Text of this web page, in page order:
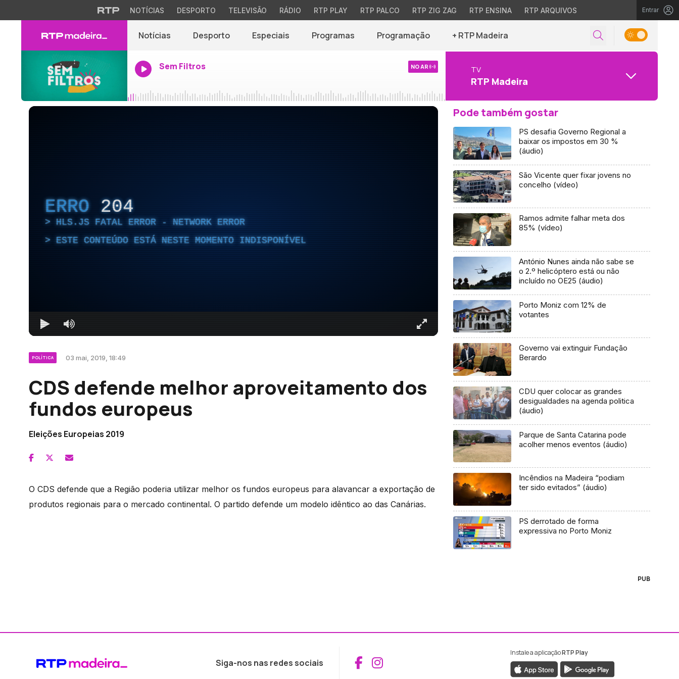
NOTÍCIAS DESPORTO TELEVISÃO RÁDIO RTP PLAY RTP PALCO RTP ZIG ZAG RTP ENSINA RTP ARQUIVOS Entrar
Notícias Desporto Especiais Programas Programação + RTP Madeira
Sem Filtros NO AR TV
RTP Madeira
ERRO 204
HLS.JS FATAL ERROR - NETWORK ERROR
ESTE CONTEÚDO ESTÁ NESTE MOMENTO INDISPONÍVEL
POLÍTICA 03 mai, 2019, 18:49
CDS defende melhor aproveitamento dos
fundos europeus
Eleições Europeias 2019
O CDS defende que a Região poderia utilizar melhor os fundos europeus para alavancar a exportação de
produtos regionais para o mercado continental. O partido defende um modelo idêntico ao das Canárias.
Pode também gostar
PS desafia Governo Regional a
baixar os impostos em 30 %
(áudio)
São Vicente quer fixar jovens no
concelho (vídeo)
Ramos admite falhar meta dos
85% (vídeo)
António Nunes ainda não sabe se
o 2.º helicóptero está ou não
incluído no OE25 (áudio)
Porto Moniz com 12% de
votantes
Governo vai extinguir Fundação
Berardo
CDU quer colocar as grandes
desigualdades na agenda politica
(áudio)
Parque de Santa Catarina pode
acolher menos eventos (áudio)
Incêndios na Madeira “podiam
ter sido evitados” (áudio)
PS derrotado de forma
expressiva no Porto Moniz
PUB
Siga-nos nas redes sociais Aceder ao Facebook da RTP Madeira
Aceder ao Instagram da RTP Madeira
Instale a aplicaçãoRTP Play